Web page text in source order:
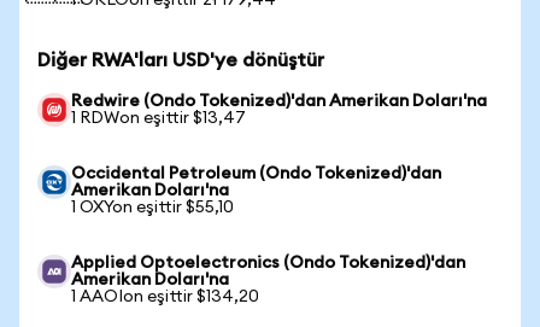
Diğer RWA'ları USD'ye dönüştür
Redwire (Ondo Tokenized)'dan Amerikan Doları'na
1 RDWon eşittir $13,47
Occidental Petroleum (Ondo Tokenized)'dan
Amerikan Doları'na
1 OXYon eşittir $55,10
Applied Optoelectronics (Ondo Tokenized)'dan
Amerikan Doları'na
1 AAOIon eşittir $134,20